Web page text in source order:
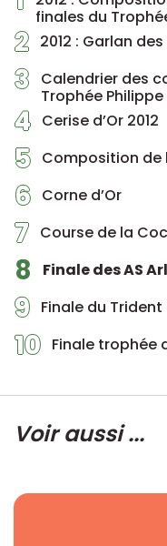
finales du
2 2012 : Garlan
3
Calendrier des
Trophée Philippe
4 Cerise d’Or 2012
5 Composition de
6 Corne d’Or
7 Course de la
8 Finale des AS
9 Finale du Trident
10 Finale trophée
Voir aussi ...